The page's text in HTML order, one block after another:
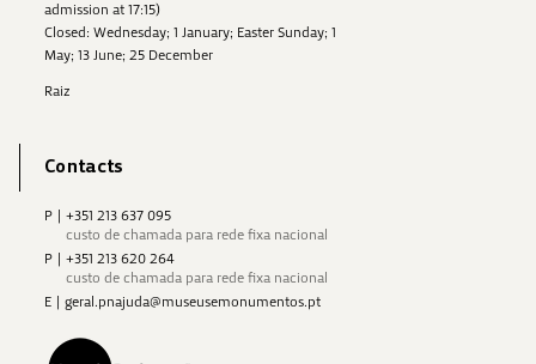
admission at 17:15)
Closed: Wednesday; 1 January; Easter Sunday; 1
May; 13 June; 25 December
Raiz
Contacts
P
+351 213 637 095
custo de chamada para rede fixa nacional
P
+351 213 620 264
custo de chamada para rede fixa nacional
E
geral.pnajuda@museusemonumentos.pt